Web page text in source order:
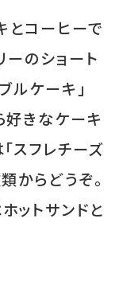
とコーヒーで
ーのショート
ルケーキ」
好きなケーキ
スフレチーズ
からどうぞ。
ットサンドと